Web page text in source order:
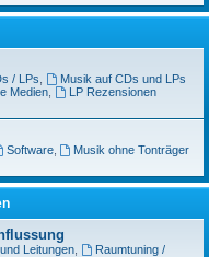
/ LPs
Musik auf CDs und LPs
Medien,
LP Rezensionen
Software,
Musik ohne Tonträger
Leitungen,
Raumtuning /